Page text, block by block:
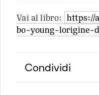
Vai al libro: https://
bo-young-lorigine-
Condividi